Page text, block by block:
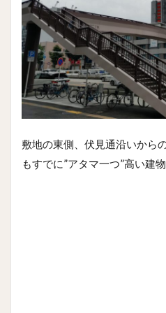
敷地の東側、伏見通沿いから
もすでに”アタマ一つ”高い建